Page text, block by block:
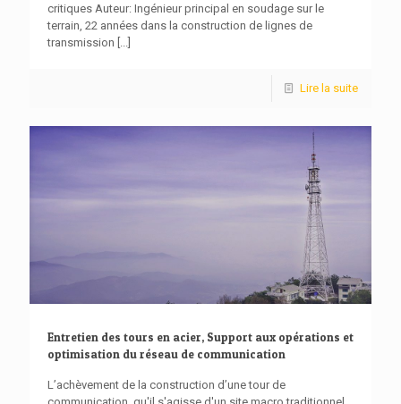
critiques Auteur: Ingénieur principal en soudage sur le
terrain, 22 années dans la construction de lignes de
transmission [...]
Lire la suite
Entretien des tours en acier, Support aux opérations et
optimisation du réseau de communication
L’achèvement de la construction d’une tour de